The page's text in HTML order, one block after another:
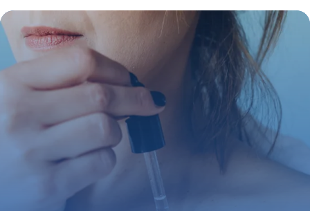
risques
28 mai 2026